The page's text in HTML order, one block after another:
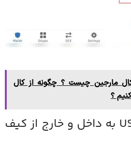
مارجین چیست ؟ چگونه از کال
؟
مراحل انتقال USDT به داخل و خارج از کیف